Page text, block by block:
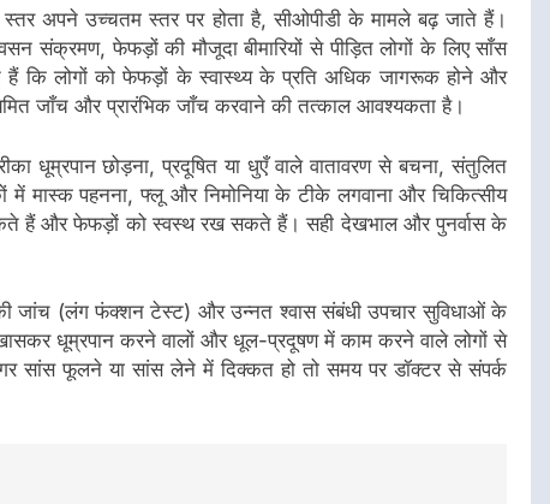
अपने उच्चतम स्तर पर होता है, सीओपीडी के मामले बढ़ जाते हैं।
संक्रमण, फेफड़ों की मौजूदा बीमारियों से पीड़ित लोगों के लिए साँस
कि लोगों को फेफड़ों के स्वास्थ्य के प्रति अधिक जागरूक होने और
जाँच और प्रारंभिक जाँच करवाने की तत्काल आवश्यकता है।
धूम्रपान छोड़ना, प्रदूषित या धुएँ वाले वातावरण से बचना, संतुलित
मास्क पहनना, फ्लू और निमोनिया के टीके लगवाना और चिकित्सीय
हैं और फेफड़ों को स्वस्थ रख सकते हैं। सही देखभाल और पुनर्वास के
जांच (लंग फंक्शन टेस्ट) और उन्नत श्वास संबंधी उपचार सुविधाओं के
धूम्रपान करने वालों और धूल-प्रदूषण में काम करने वाले लोगों से
सांस फूलने या सांस लेने में दिक्कत हो तो समय पर डॉक्टर से संपर्क